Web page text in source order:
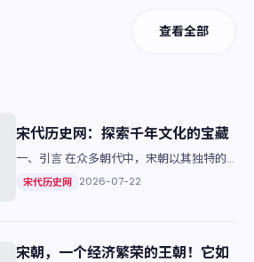
查看全部
宋代历史网：探索千年文化的宝藏
一、引言 在众多朝代中，宋朝以其独特的
文化魅力和深远的历史影响著称。宋代历史
宋代历史网 2026-07-22
宋朝，一个经济繁荣的王朝！它如